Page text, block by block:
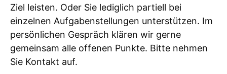
Ziel leisten. Oder Sie lediglich partiell bei
einzelnen Aufgabenstellungen unterstützen. Im
persönlichen Gespräch klären wir gerne
gemeinsam alle offenen Punkte. Bitte nehmen
Sie Kontakt auf.